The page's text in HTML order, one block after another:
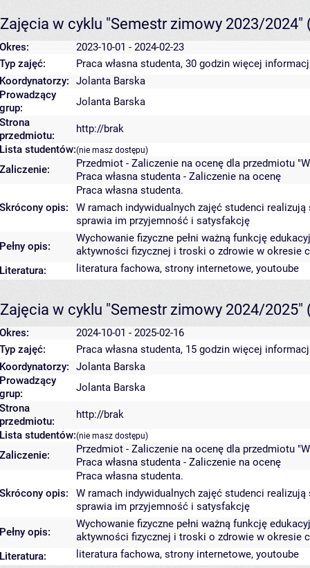
Zajęcia w cyklu "Semestr zimowy 2023/2024"
Okres:
2023-10-01 - 2024-02-23
Typ zajęć:
Praca własna studenta, 30 godzin więcej
Koordynatorzy:
Jolanta Barska
Prowadzący
grup:
Jolanta Barska
Strona
przedmiotu:
http://brak
Lista studentów:(nie masz dostępu)
Zaliczenie:
Przedmiot - Zaliczenie na ocenę dla przedmiotu
Praca własna studenta - Zaliczenie na ocenę
Skrócony opis:
Praca własna studenta.
W ramach indywidualnych zajęć studenci
sprawia im przyjemność i satysfakcję
Pełny opis:
Wychowanie fizyczne pełni ważną funkcję
aktywności fizycznej i troski o zdrowie w okresie
Literatura:
literatura fachowa, strony internetowe, youtoube
Zajęcia w cyklu "Semestr zimowy 2024/2025"
Okres:
2024-10-01 - 2025-02-16
Typ zajęć:
Praca własna studenta, 15 godzin więcej
Koordynatorzy:
Jolanta Barska
Prowadzący
grup:
Jolanta Barska
Strona
przedmiotu:
http://brak
Lista studentów:(nie masz dostępu)
Zaliczenie:
Przedmiot - Zaliczenie na ocenę dla przedmiotu
Praca własna studenta - Zaliczenie na ocenę
Skrócony opis:
Praca własna studenta.
W ramach indywidualnych zajęć studenci
sprawia im przyjemność i satysfakcję
Pełny opis:
Wychowanie fizyczne pełni ważną funkcję
aktywności fizycznej i troski o zdrowie w okresie
Literatura:
literatura fachowa, strony internetowe, youtoube